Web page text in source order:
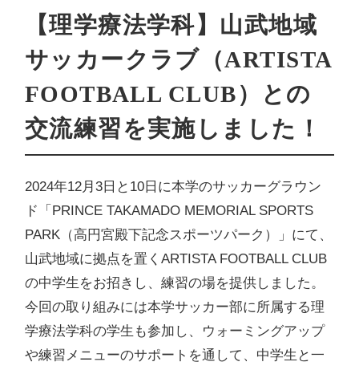
【理学療法学科】山武地域
サッカークラブ（ARTISTA
FOOTBALL CLUB）との
交流練習を実施しました！
2024年12月3日と10日に本学のサッカーグラウン
ド「PRINCE TAKAMADO MEMORIAL SPORTS
PARK（高円宮殿下記念スポーツパーク）」にて、
山武地域に拠点を置くARTISTA FOOTBALL CLUB
の中学生をお招きし、練習の場を提供しました。
今回の取り組みには本学サッカー部に所属する理
学療法学科の学生も参加し、ウォーミングアップ
や練習メニューのサポートを通して、中学生と一